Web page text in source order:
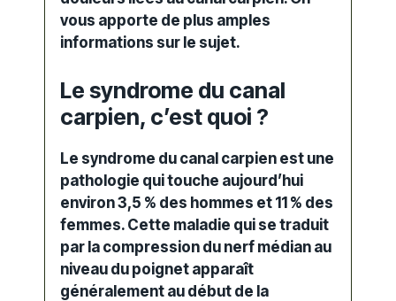
vous apporte de plus amples
informations sur le sujet.
Le syndrome du canal
carpien, c’est quoi ?
Le syndrome du canal carpien est une
pathologie qui touche aujourd’hui
environ 3,5 % des hommes et 11 % des
femmes. Cette maladie qui se traduit
par la compression du nerf médian au
niveau du poignet apparaît
généralement au début de la